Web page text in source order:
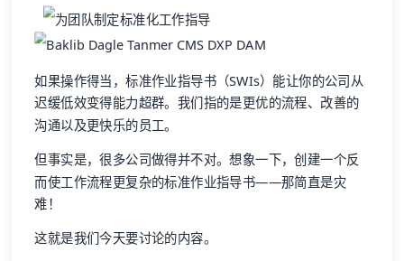
如果操作得当，标准作业指导书（SWIs）能让你的公司从
迟缓低效变得能力超群。我们指的是更优的流程、改善的
沟通以及更快乐的员工。
但事实是，很多公司做得并不对。想象一下，创建一个反
而使工作流程更复杂的标准作业指导书——那简直是灾
难！
这就是我们今天要讨论的内容。